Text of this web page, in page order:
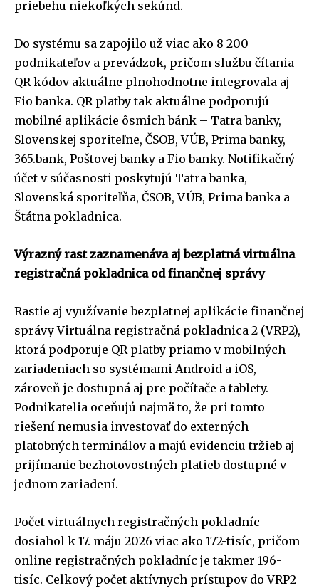
priebehu niekoľkých sekúnd.
Do systému sa zapojilo už viac ako 8 200
podnikateľov a prevádzok, pričom službu čítania
QR kódov aktuálne plnohodnotne integrovala aj
Fio banka. QR platby tak aktuálne podporujú
mobilné aplikácie ôsmich bánk – Tatra banky,
Slovenskej sporiteľne, ČSOB, VÚB, Prima banky,
365.bank, Poštovej banky a Fio banky. Notifikačný
účet v súčasnosti poskytujú Tatra banka,
Slovenská sporiteľňa, ČSOB, VÚB, Prima banka a
Štátna pokladnica.
Výrazný rast zaznamenáva aj bezplatná virtuálna
registračná pokladnica od finančnej správy
Rastie aj využívanie bezplatnej aplikácie finančnej
správy Virtuálna registračná pokladnica 2 (VRP2),
ktorá podporuje QR platby priamo v mobilných
zariadeniach so systémami Android a iOS,
zároveň je dostupná aj pre počítače a tablety.
Podnikatelia oceňujú najmä to, že pri tomto
riešení nemusia investovať do externých
platobných terminálov a majú evidenciu tržieb aj
prijímanie bezhotovostných platieb dostupné v
jednom zariadení.
Počet virtuálnych registračných pokladníc
dosiahol k 17. máju 2026 viac ako 172-tisíc, pričom
online registračných pokladníc je takmer 196-
tisíc. Celkový počet aktívnych prístupov do VRP2